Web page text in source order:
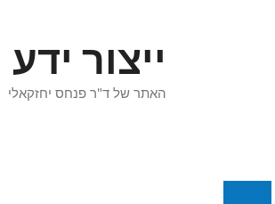
ייצור ידע
האתר של ד"ר פנחס יחזקאלי